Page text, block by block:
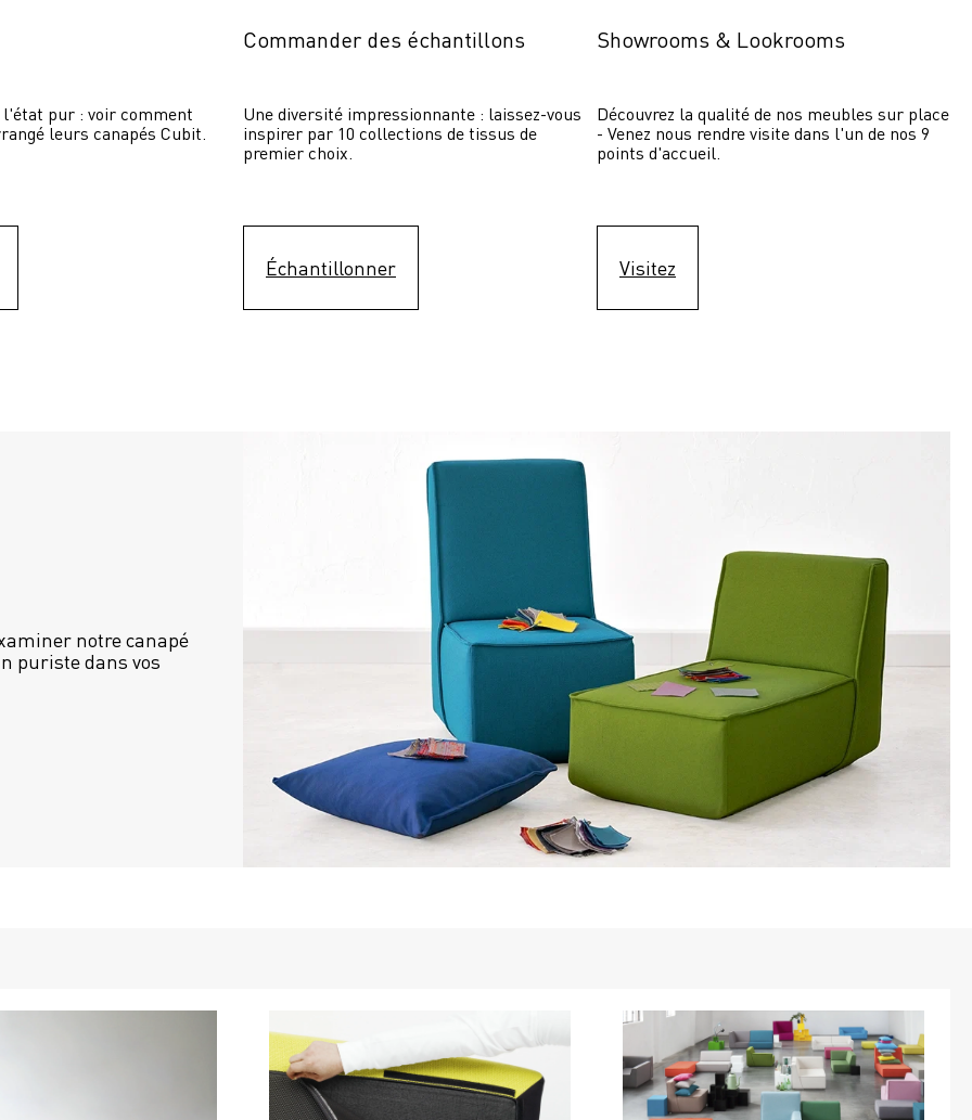
pur : voir comment
leurs canapés Cubit.
Commander des échantillons
Une diversité impressionnante : laissez-vous
inspirer par 10 collections de tissus de
premier choix.
Échantillonner
Showrooms & Lookrooms
Découvrez la qualité de nos meubles sur place
- Venez nous rendre visite dans l'un de nos 9
points d'accueil.
Visitez
notre canapé
puriste dans vos